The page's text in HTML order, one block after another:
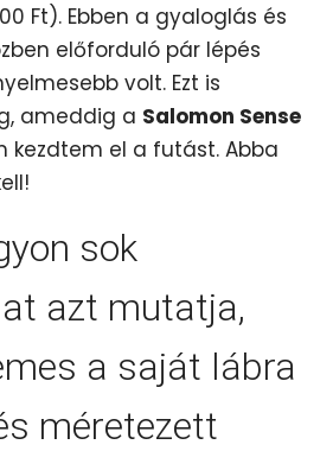
Ft). Ebben a gyaloglás és
előforduló pár lépés
volt. Ezt is
ameddig a Salomon Sense
kezdtem el a futást. Abba
sok
azt mutatja,
a saját lábra
méretezett